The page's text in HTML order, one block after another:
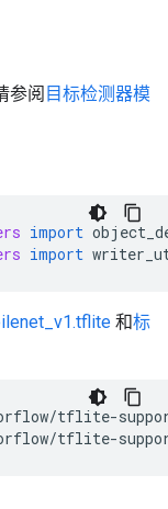
参阅 目标检测器模
import
import
和标
tflite-
tflite-